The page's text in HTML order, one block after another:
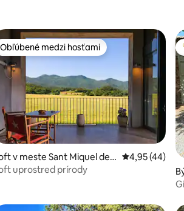
ohodnotenie 5 z 5, počet hodnotení: 6
Obľúbené medzi hosťami
Obľúbené medzi hosťami
v meste Sant Miquel de
Priemerné
4,95 (44)
uprostred prírody